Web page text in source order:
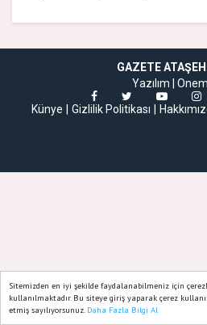
Sitemizden en iyi şekilde faydalanabilmeniz için
kullanılmaktadır. Bu siteye giriş yaparak çerez
etmiş sayılıyorsunuz. Daha Fazla Bilgi Al
GAZETE
Yazılım |
Künye
Gizlilik Politikası
Ana Sayfa Web TV